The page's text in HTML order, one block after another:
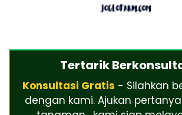
Tertarik
Konsultasi Gratis - Silahkan
dengan kami. Ajukan